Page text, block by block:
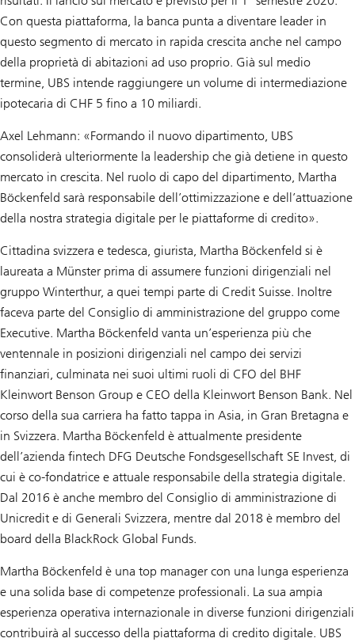
Con questa piattaforma, la banca punta a diventare leader in
questo segmento di mercato in rapida crescita anche nel campo
della proprietà di abitazioni ad uso proprio. Già sul medio
termine, UBS intende raggiungere un volume di intermediazione
ipotecaria di CHF 5 fino a 10 miliardi.
Axel Lehmann: «Formando il nuovo dipartimento, UBS
consoliderà ulteriormente la leadership che già detiene in questo
mercato in crescita. Nel ruolo di capo del dipartimento, Martha
Böckenfeld sarà responsabile dell’ottimizzazione e dell’attuazione
della nostra strategia digitale per le piattaforme di credito».
Cittadina svizzera e tedesca, giurista, Martha Böckenfeld si è
laureata a Münster prima di assumere funzioni dirigenziali nel
gruppo Winterthur, a quei tempi parte di Credit Suisse. Inoltre
faceva parte del Consiglio di amministrazione del gruppo come
Executive. Martha Böckenfeld vanta un’esperienza più che
ventennale in posizioni dirigenziali nel campo dei servizi
finanziari, culminata nei suoi ultimi ruoli di CFO del BHF
Kleinwort Benson Group e CEO della Kleinwort Benson Bank. Nel
corso della sua carriera ha fatto tappa in Asia, in Gran Bretagna e
in Svizzera. Martha Böckenfeld è attualmente presidente
dell’azienda fintech DFG Deutsche Fondsgesellschaft SE Invest, di
cui è co-fondatrice e attuale responsabile della strategia digitale.
Dal 2016 è anche membro del Consiglio di amministrazione di
Unicredit e di Generali Svizzera, mentre dal 2018 è membro del
board della BlackRock Global Funds.
Martha Böckenfeld è una top manager con una lunga esperienza
e una solida base di competenze professionali. La sua ampia
esperienza operativa internazionale in diverse funzioni dirigenziali
contribuirà al successo della piattaforma di credito digitale. UBS